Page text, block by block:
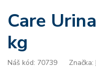
Care
kg
Náš kód: 70739 Značka: